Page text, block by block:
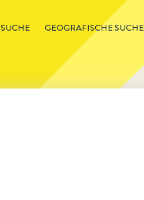
SUCHE GEOGRAFISCHE SUCHE